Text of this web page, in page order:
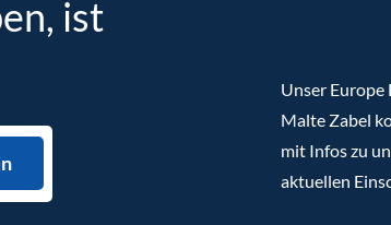
ist
Unser
Malte Zabel
mit Infos zu
aktuellen